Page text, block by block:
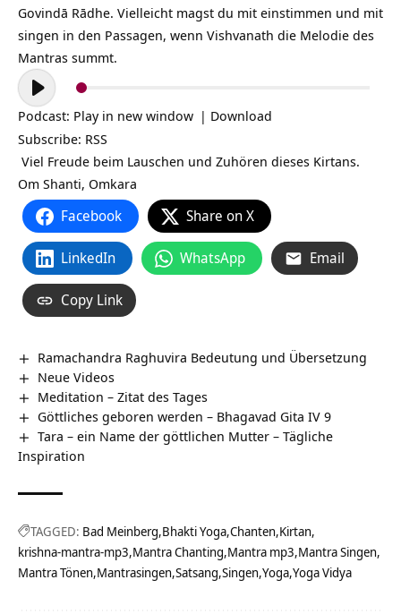
Govindā Rādhe. Vielleicht magst du mit einstimmen und mit
singen in den Passagen, wenn Vishvanath die Melodie des
Mantras summt.
Audio-
Player
Podcast: Play in new window | Download
Subscribe: RSS
Viel Freude beim Lauschen und Zuhören dieses Kirtans.
Om Shanti, Omkara
Facebook Share on X
LinkedIn WhatsApp Email
Copy Link
Ramachandra Raghuvira Bedeutung und Übersetzung
Neue Videos
Meditation – Zitat des Tages
Göttliches geboren werden – Bhagavad Gita IV 9
Tara – ein Name der göttlichen Mutter – Tägliche
Inspiration
TAGGED: Bad Meinberg Bhakti Yoga Chanten Kirtan
krishna-mantra-mp3 Mantra Chanting Mantra mp3 Mantra Singen
Mantra Tönen Mantrasingen Satsang Singen Yoga Yoga Vidya